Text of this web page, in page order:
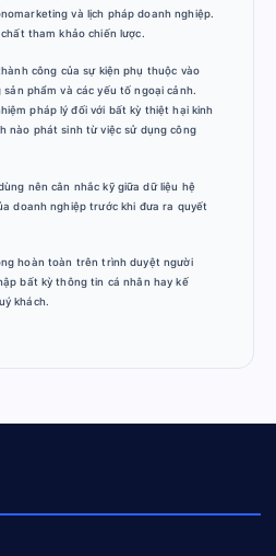
và lịch pháp doanh nghiệp.
tham khảo chiến lược.
công của sự kiện phụ thuộc vào
phẩm và các yếu tố ngoại cảnh.
pháp lý đối với bất kỳ thiệt hại kinh
nào phát sinh từ việc sử dụng công
nên cân nhắc kỹ giữa dữ liệu hệ
doanh nghiệp trước khi đưa ra quyết
hoàn toàn trên trình duyệt người
bất kỳ thông tin cá nhân hay kế
khách.